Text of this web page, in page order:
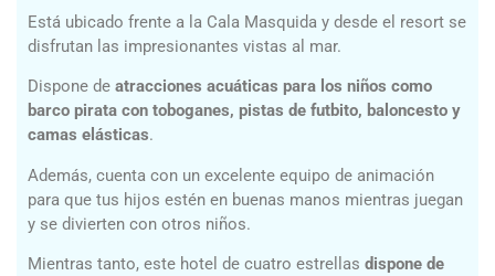
Está ubicado frente a la Cala Masquida y desde el resort se
disfrutan las impresionantes vistas al mar.
Dispone de atracciones acuáticas para los niños como
barco pirata con toboganes, pistas de futbito, baloncesto y
camas elásticas.
Además, cuenta con un excelente equipo de animación
para que tus hijos estén en buenas manos mientras juegan
y se divierten con otros niños.
Mientras tanto, este hotel de cuatro estrellas dispone de